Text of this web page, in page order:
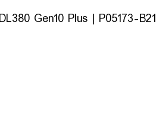
Gen10 Plus | P05173-B21